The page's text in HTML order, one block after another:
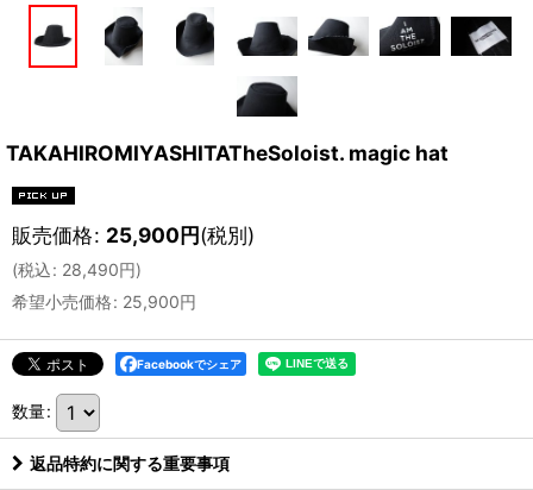
TAKAHIROMIYASHITATheSoloist. magic hat
販売価格: 25,900円(税別)
(税込: 28,490円)
希望小売価格: 25,900円
Facebookでシェア
数量:
返品特約に関する重要事項